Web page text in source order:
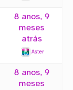
8 anos, 9
meses
atrás
Aster
8 anos, 9
meses